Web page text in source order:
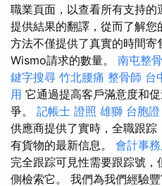
職業頁面，以查看所有支持
提供結果的翻譯，從而了解
方法不僅提供了真實的時間寄
Wismo請求的數量。 南屯整骨
鍵字搜尋 竹北腰痛 整骨師 台
用 它通過提高客戶滿意度和
爭。 記帳士 證照 雄獅 台胞證
供應商提供了實時，全職跟
有貨物的最新信息。 會計事
完全跟踪可見性需要跟踪號
側檢索它。 我們為我們經驗